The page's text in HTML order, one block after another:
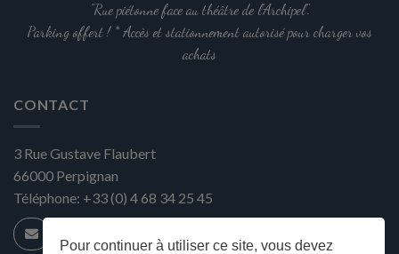
Pour continuer à utiliser ce site, vous devez
"Rue piétonne face au théâtre de l'Archipel".
Parking offert ! * Accès et stationnement autorisé pour charger vos
achats
CONTACT
3 Rue Gustave Flaubert
66000 Perpignan
Téléphone: +33 (0) 4 68 34 25 45